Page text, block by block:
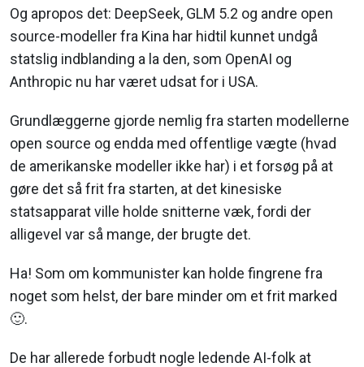
Og apropos det: DeepSeek, GLM 5.2 og andre open
source-modeller fra Kina har hidtil kunnet undgå
statslig indblanding a la den, som OpenAI og
Anthropic nu har været udsat for i USA.
Grundlæggerne gjorde nemlig fra starten modellerne
open source og endda med offentlige vægte (hvad
de amerikanske modeller ikke har) i et forsøg på at
gøre det så frit fra starten, at det kinesiske
statsapparat ville holde snitterne væk, fordi der
alligevel var så mange, der brugte det.
Ha! Som om kommunister kan holde fingrene fra
noget som helst, der bare minder om et frit marked
🙂.
De har allerede forbudt nogle ledende AI-folk at